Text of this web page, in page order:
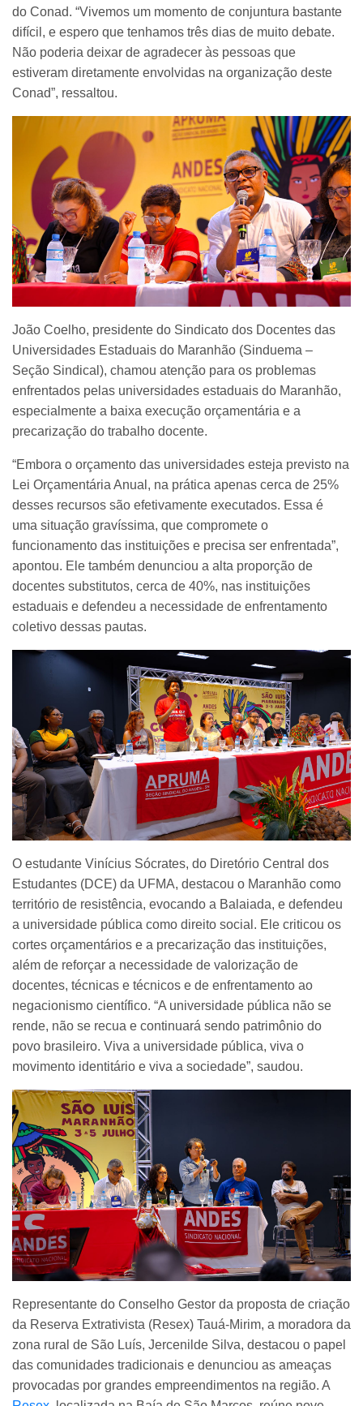
do Conad. “Vivemos um momento de conjuntura bastante
difícil, e espero que tenhamos três dias de muito debate.
Não poderia deixar de agradecer às pessoas que
estiveram diretamente envolvidas na organização deste
Conad”, ressaltou.
João Coelho, presidente do Sindicato dos Docentes das
Universidades Estaduais do Maranhão (Sinduema –
Seção Sindical), chamou atenção para os problemas
enfrentados pelas universidades estaduais do Maranhão,
especialmente a baixa execução orçamentária e a
precarização do trabalho docente.
“Embora o orçamento das universidades esteja previsto na
Lei Orçamentária Anual, na prática apenas cerca de 25%
desses recursos são efetivamente executados. Essa é
uma situação gravíssima, que compromete o
funcionamento das instituições e precisa ser enfrentada”,
apontou. Ele também denunciou a alta proporção de
docentes substitutos, cerca de 40%, nas instituições
estaduais e defendeu a necessidade de enfrentamento
coletivo dessas pautas.
O estudante Vinícius Sócrates, do Diretório Central dos
Estudantes (DCE) da UFMA, destacou o Maranhão como
território de resistência, evocando a Balaiada, e defendeu
a universidade pública como direito social. Ele criticou os
cortes orçamentários e a precarização das instituições,
além de reforçar a necessidade de valorização de
docentes, técnicas e técnicos e de enfrentamento ao
negacionismo científico. “A universidade pública não se
rende, não se recua e continuará sendo patrimônio do
povo brasileiro. Viva a universidade pública, viva o
movimento identitário e viva a sociedade”, saudou.
Representante do Conselho Gestor da proposta de criação
da Reserva Extrativista (Resex) Tauá-Mirim, a moradora da
zona rural de São Luís, Jercenilde Silva, destacou o papel
das comunidades tradicionais e denunciou as ameaças
provocadas por grandes empreendimentos na região. A